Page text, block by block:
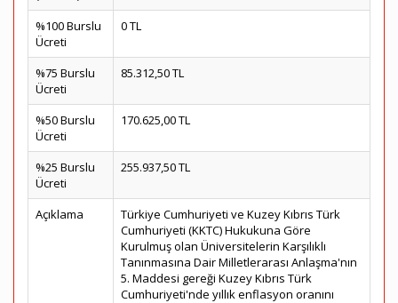
%100 Burslu
Ücreti
0 TL
%75 Burslu
Ücreti
85.312,50 TL
%50 Burslu
Ücreti
170.625,00 TL
%25 Burslu
Ücreti
255.937,50 TL
Açıklama
Türkiye Cumhuriyeti ve Kuzey Kıbrıs Türk
Cumhuriyeti (KKTC) Hukukuna Göre
Kurulmuş olan Üniversitelerin Karşılıklı
Tanınmasına Dair Milletlerarası Anlaşma'nın
5. Maddesi gereği Kuzey Kıbrıs Türk
Cumhuriyeti'nde yıllık enflasyon oranını